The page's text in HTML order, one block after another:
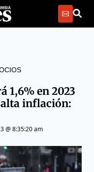
1,6% en 2023
inflación:
@ 8:35:20 am